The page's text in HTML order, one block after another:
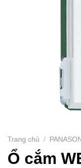
Trang chủ /
Ổ cắm